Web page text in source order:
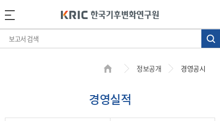
정보공개 경영공시
경영실적